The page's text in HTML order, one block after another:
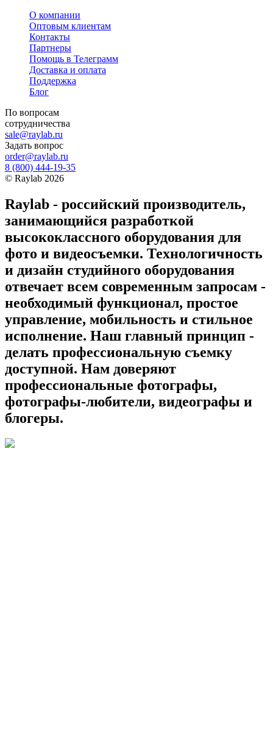
О компании
Оптовым клиентам
Контакты
Партнеры
Помощь в Телеграмм
Доставка и оплата
Поддержка
Блог
По вопросам
сотрудничества
sale@raylab.ru
Задать вопрос
order@raylab.ru
8 (800) 444-19-35
© Raylab 2026
Raylab - российский производитель,
занимающийся разработкой
высококлассного оборудования для
фото и видеосъемки. Технологичность
и дизайн студийного оборудования
отвечает всем современным запросам -
необходимый функционал, простое
управление, мобильность и стильное
исполнение. Наш главный принцип -
делать профессиональную съемку
доступной. Нам доверяют
профессиональные фотографы,
фотографы-любители, видеографы и
блогеры.